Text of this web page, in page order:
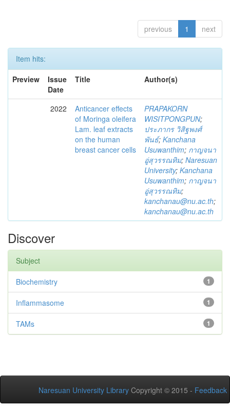
previous 1 next
Item hits:
Preview
Issue
Date
Title Author(s)
2022
Anticancer effects
of Moringa oleifera
Lam. leaf extracts
on the human
breast cancer cells
PRAPAKORN
WISITPONGPUN;
ประภากร วิสิฐพงศ์
พันธ์; Kanchana
Usuwanthim; กาญจนา
อู่สุวรรณทิม; Naresuan
University; Kanchana
Usuwanthim; กาญจนา
อู่สุวรรณทิม;
kanchanau@nu.ac.th;
kanchanau@nu.ac.th
Discover
Subject
1
Biochemistry
1
Inflammasome
1
TAMs
Naresuan University Library Copyright © 2015 - Feedback